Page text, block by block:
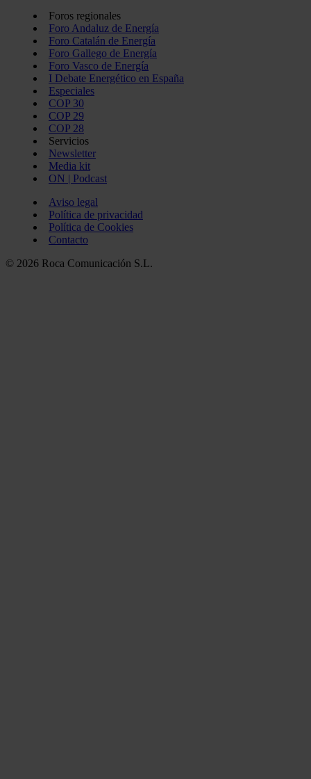
Foros regionales
Foro Andaluz de Energía
Foro Catalán de Energía
Foro Gallego de Energía
Foro Vasco de Energía
I Debate Energético en España
Especiales
COP 30
COP 29
COP 28
Servicios
Newsletter
Media kit
ON | Podcast
Aviso legal
Política de privacidad
Política de Cookies
Contacto
© 2026 Roca Comunicación S.L.